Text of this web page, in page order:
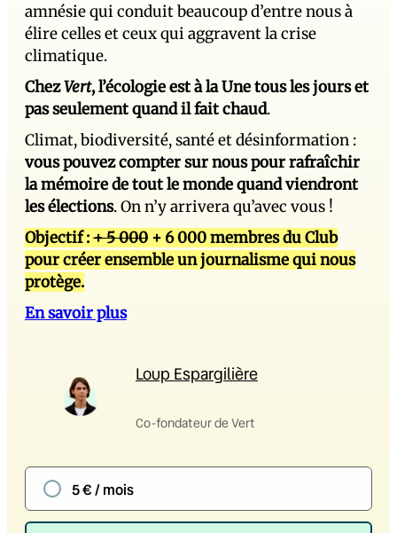
amnésie qui conduit beaucoup d’entre nous à
élire celles et ceux qui aggravent la crise
climatique.
ChezVert, l’écologie est à la Une tous les jours et
pas seulement quand il fait chaud.
Climat, biodiversité, santé et désinformation :
vous pouvez compter sur nous pour rafraîchir
la mémoire de tout le monde quand viendront
les élections. On n’y arrivera qu’avec vous !
Objectif :+ 5 000 + 6 000 membres du Club
pour créer ensemble un journalisme qui nous
protège.
En savoir plus
Loup Espargilière
Co-fondateur de Vert
5 € / mois